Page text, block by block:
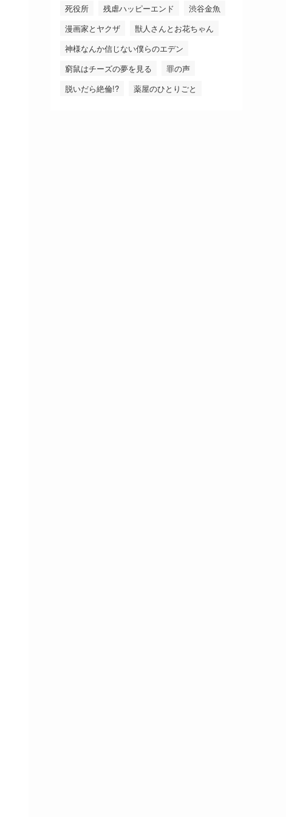
死役所 残虐ハッピーエンド
渋谷金魚
漫画家とヤクザ
獣人さんとお花ちゃん
神様なんか信じない僕らのエデン
窮鼠はチーズの夢を見る
罪の声
脱いだら絶倫!?
薬屋のひとりごと